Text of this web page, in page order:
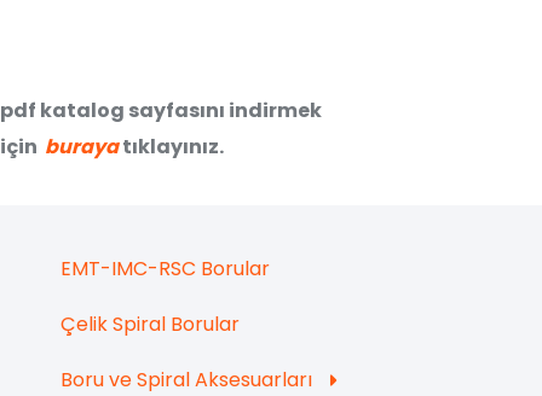
EMT-IMC-RSC Borular
Çelik Spiral Borular
Boru ve Spiral Aksesuarları
pdf katalog sayfasını indirmek
için burayatıklayınız.